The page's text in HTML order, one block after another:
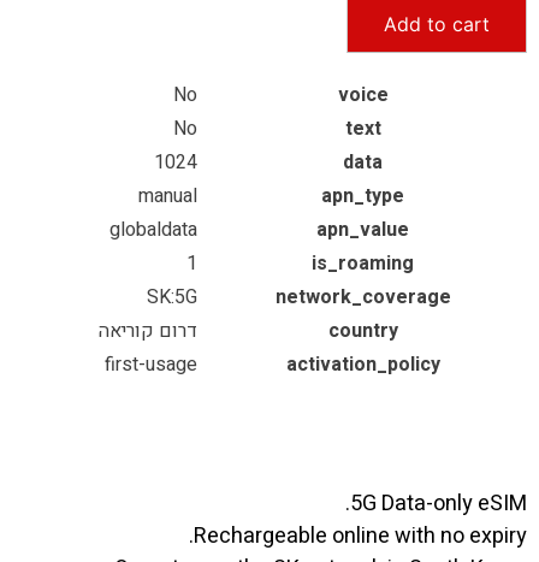
Add to cart
voice
No
text
No
data
1024
apn_type
manual
apn_value
globaldata
is_roaming
1
network_coverage
SK:5G
country
דרום קוריאה
activation_policy
first-usage
5G Data-only eSIM.
Rechargeable online with no expiry.